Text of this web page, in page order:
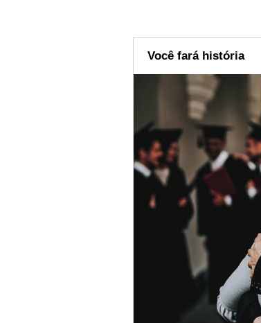
Você fará história